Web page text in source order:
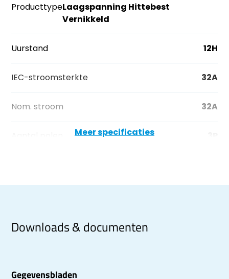
ProducttypeLaagspanning Hittebest
Vernikkeld
Uurstand 12H
IEC-stroomsterkte 32A
Nom. stroom 32A
Meer specificaties
Downloads & documenten
Gegevensbladen